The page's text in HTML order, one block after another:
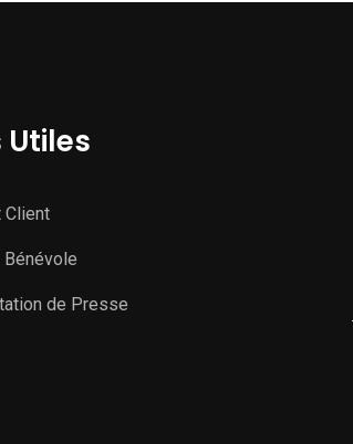
Utiles
Client
Bénévole
de Presse